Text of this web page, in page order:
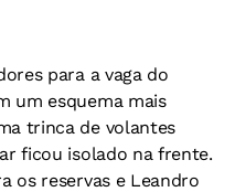
para a vaga do
um esquema mais
trinca de volantes
ficou isolado na frente.
os reservas e Leandro